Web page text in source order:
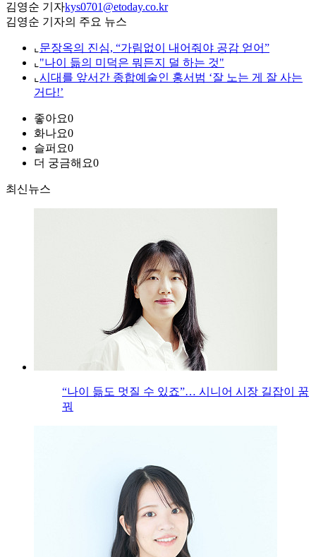
김영순 기자kys0701@etoday.co.kr
김영순 기자의 주요 뉴스
⌞ 문장옥의 진심, “가림없이 내어줘야 공감 얻어”
⌞ "나이 듦의 미덕은 뭐든지 덜 하는 것"
⌞ 시대를 앞서간 종합예술인 홍서범 ‘잘 노는 게 잘 사는
거다!’
좋아요0
화나요0
슬퍼요0
더 궁금해요0
최신뉴스
“나이 듦도 멋질 수 있죠”… 시니어 시장 길잡이 꿈
꿔